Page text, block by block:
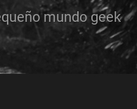
mundo geek